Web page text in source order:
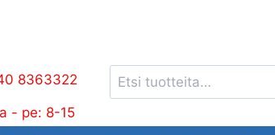
8363322
- pe: 8-15
Etsi: